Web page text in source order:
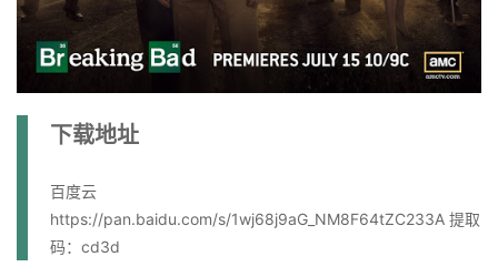
下载地址
百度云
https://pan.baidu.com/s/1wj68j9aG_NM8F64tZC233A 提取
码：cd3d